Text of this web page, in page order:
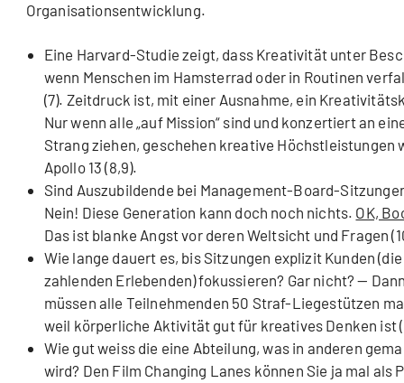
Organisationsentwicklung.
Eine Harvard-Studie zeigt, dass Kreativität unter
wenn Menschen im Hamsterrad oder in Routinen
(7). Zeitdruck ist, mit einer Ausnahme, ein
Nur wenn alle „auf Mission“ sind und konzertiert an
Strang ziehen, geschehen kreative Höchstleistungen
Apollo 13 (8,9).
Sind Auszubildende bei Management-Board-
Nein! Diese Generation kann doch noch nichts. OK,
Das ist blanke Angst vor deren Weltsicht und Fragen
Wie lange dauert es, bis Sitzungen explizit Kunden (die
zahlenden Erlebenden) fokussieren? Gar nicht? —
müssen alle Teilnehmenden 50 Straf-Liegestützen
weil körperliche Aktivität gut für kreatives Denken ist
Wie gut weiss die eine Abteilung, was in anderen
wird? Den Film Changing Lanes können Sie ja mal als